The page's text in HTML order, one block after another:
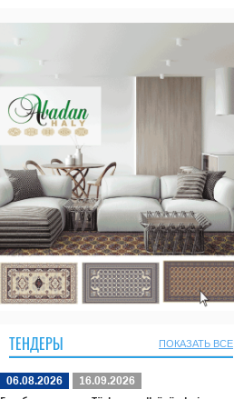
ТЕНДЕРЫ ПОКАЗАТЬ ВСЕ
06.08.2026 16.09.2026